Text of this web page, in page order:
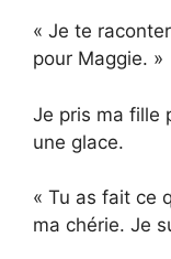
« Je te
pour Maggie. »
Je pris ma fille
une glace.
« Tu as fait ce
ma chérie. Je